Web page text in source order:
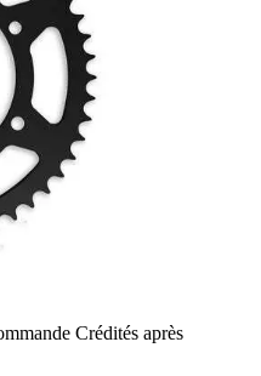
Crédités après